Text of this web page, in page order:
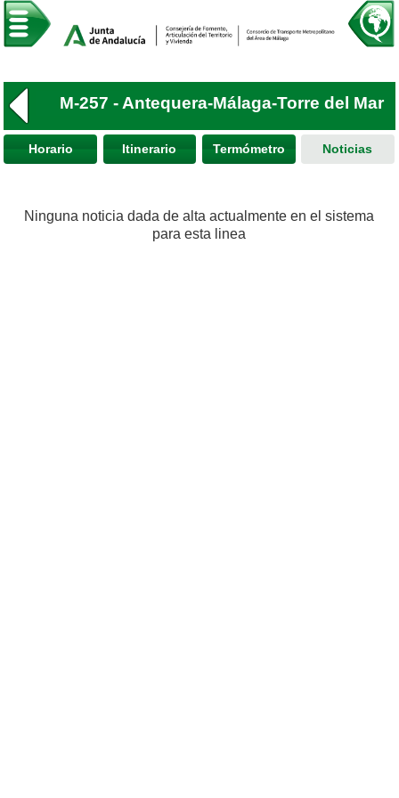
M-257 - Antequera-Málaga-Torre del Mar
Horario Itinerario Termómetro Noticias
Ninguna noticia dada de alta actualmente en el sistema
para esta linea